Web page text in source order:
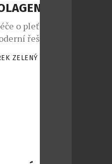
o pleť od
řešení pro
v
ZELENÝ